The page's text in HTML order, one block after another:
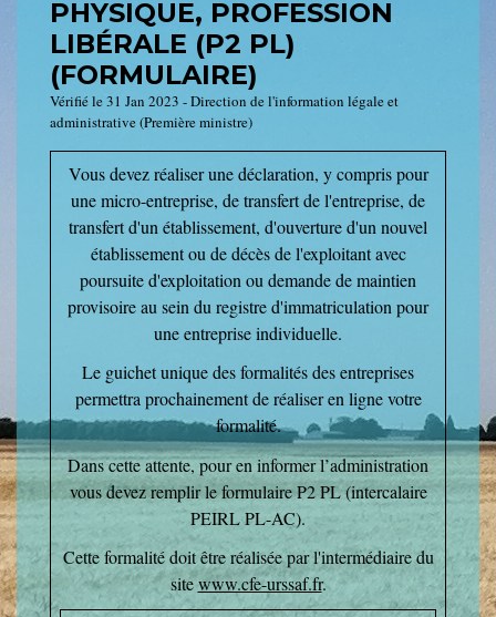
PHYSIQUE, PROFESSION
LIBÉRALE (P2 PL)
(FORMULAIRE)
Vérifié le 31 Jan 2023 - Direction de l'information légale et
administrative (Première ministre)
Vous devez réaliser une déclaration, y compris pour
une micro-entreprise, de transfert de l'entreprise, de
transfert d'un établissement, d'ouverture d'un nouvel
établissement ou de décès de l'exploitant avec
poursuite d'exploitation ou demande de maintien
provisoire au sein du registre d'immatriculation pour
une entreprise individuelle.
Le guichet unique des formalités des entreprises
permettra prochainement de réaliser en ligne votre
formalité.
Dans cette attente, pour en informer l’administration
vous devez remplir le formulaire P2 PL (intercalaire
PEIRL PL-AC).
Cette formalité doit être réalisée par l'intermédiaire du
sitewww.cfe-urssaf.fr.